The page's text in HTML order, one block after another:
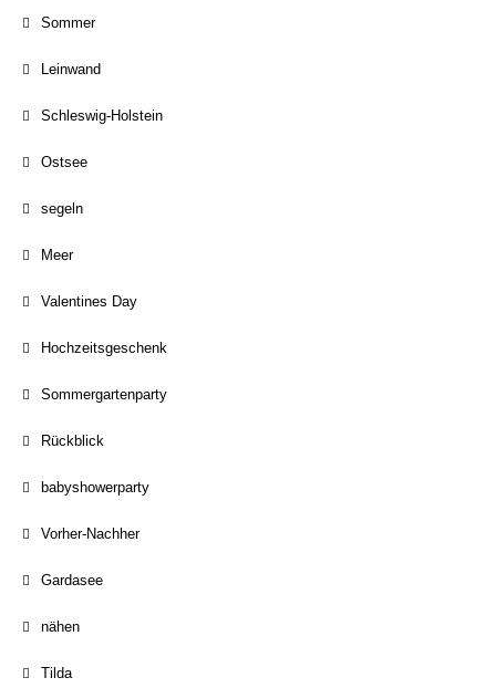
Sommer
Leinwand
Schleswig-Holstein
Ostsee
segeln
Meer
Valentines Day
Hochzeitsgeschenk
Sommergartenparty
Rückblick
babyshowerparty
Vorher-Nachher
Gardasee
nähen
Tilda